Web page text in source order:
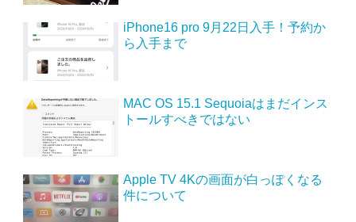
iPhone16 pro 9月22日入手！予約か
ら入手まで
MAC OS 15.1 Sequoiaはまだインス
トールすべきではない
Apple TV 4Kの画面が白っぽくなる
件について